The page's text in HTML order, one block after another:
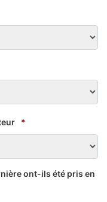
*
ont-ils été pris en